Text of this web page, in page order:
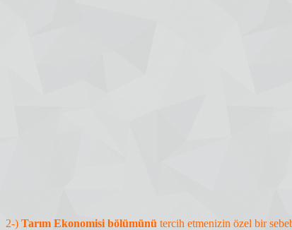
2-) Tarım Ekonomisi bölümünü tercih etmenizin özel bir